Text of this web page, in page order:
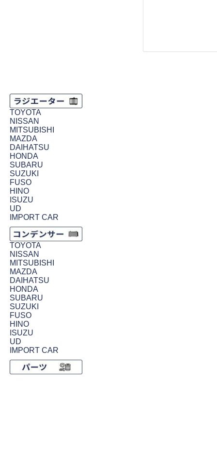
TOYOTA
NISSAN
MITSUBISHI
MAZDA
DAIHATSU
HONDA
SUBARU
SUZUKI
FUSO
HINO
ISUZU
UD
IMPORT CAR
TOYOTA
NISSAN
MITSUBISHI
MAZDA
DAIHATSU
HONDA
SUBARU
SUZUKI
FUSO
HINO
ISUZU
UD
IMPORT CAR